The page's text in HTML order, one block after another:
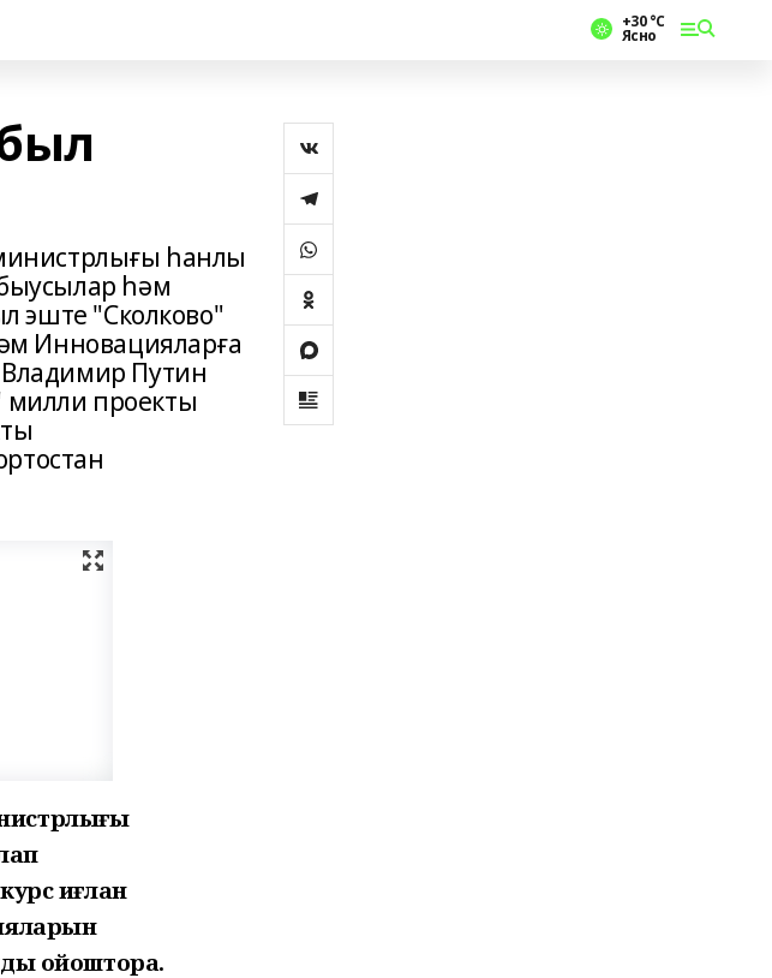
+30 °С
Ясно
һанлы
һәм
эште "Сколково"
Инновацияларға
Путин
проекты
иғлан
ойоштора.